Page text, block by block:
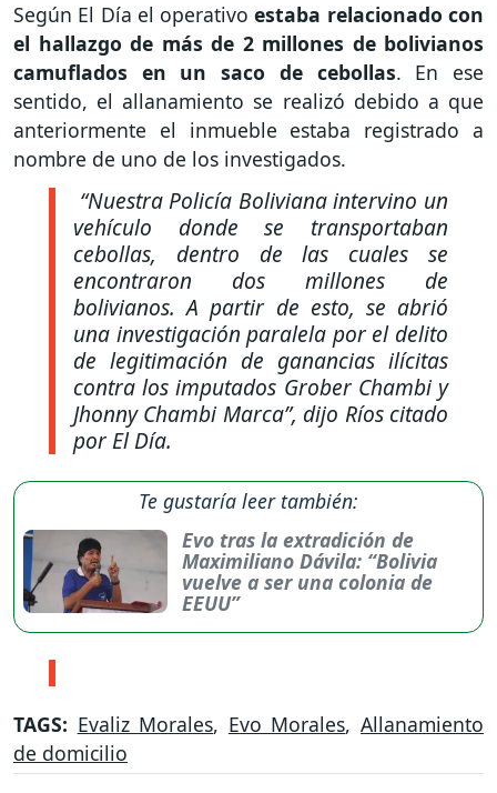
Según El Día el operativoestaba relacionado con
el hallazgo de más de 2 millones de bolivianos
camuflados en un saco de cebollas. En ese
sentido, el allanamiento se realizó debido a que
anteriormente el inmueble estaba registrado a
nombre de uno de los investigados.
“Nuestra Policía Boliviana intervino un
vehículo donde se transportaban
cebollas, dentro de las cuales se
encontraron dos millones de
bolivianos. A partir de esto, se abrió
una investigación paralela por el delito
de legitimación de ganancias ilícitas
contra los imputados Grober Chambi y
Jhonny Chambi Marca”, dijo Ríos citado
por El Día.
Te gustaría leer también:
Evo tras la extradición de
Maximiliano Dávila: “Bolivia
vuelve a ser una colonia de
EEUU”
TAGS: Evaliz Morales, Evo Morales,Allanamiento
de domicilio